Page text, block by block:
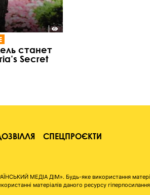
станет
Secret
СПЕЦПРОЄКТИ
МЕДІА ДІМ». Будь-яке використання
матеріалів даного ресурсу